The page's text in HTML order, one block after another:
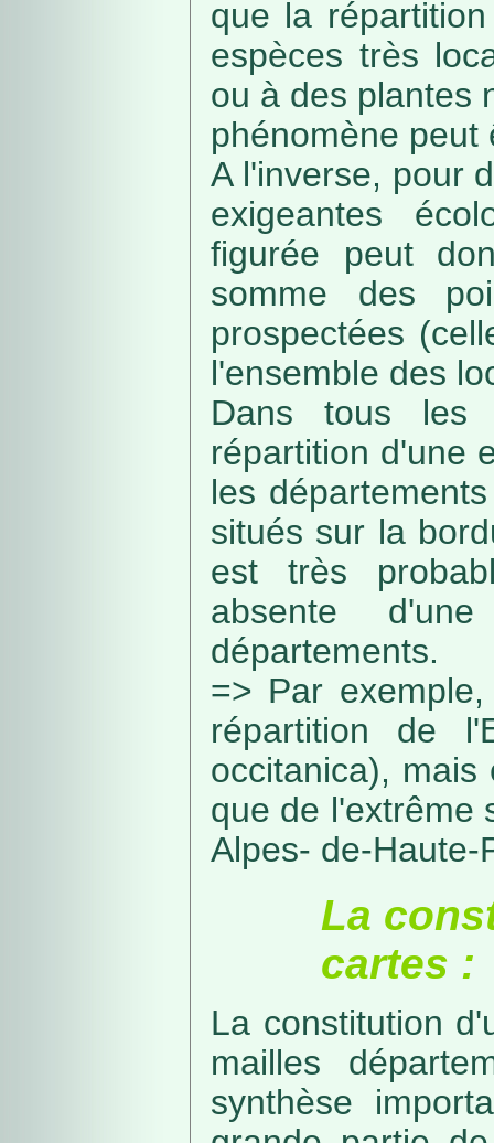
que la
espèces très
ou à des plantes
phénomène peut
A l'inverse, pour
exigeantes
figurée peut
somme des
prospectées
l'ensemble des
Dans tous les
répartition d'une
les
situés sur la
est très
absente
départements.
=> Par
répartition de
occitanica),
que de l'extrême
Alpes- de-Haute-
La
cartes :
La constitution
mailles
synthèse